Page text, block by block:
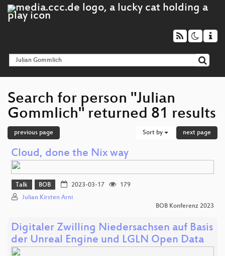
Search for person "Julian
Gommlich" returned 81 results
previous page Sort by next page
Cloud, done the Nix way
Talk BOB 2023-03-17
179
Julian Kirsten Arni
BOB Konferenz 2023
Digitaler Zwilling Niedersachsen auf Basis
der Unreal Engine und LGLN Open Data